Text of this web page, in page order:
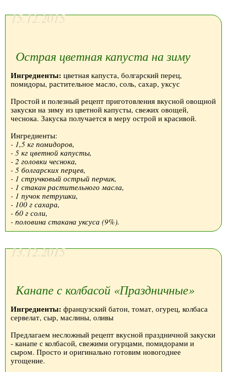
15.12.2015
Острая цветная капуста на зиму
Ингредиенты: цветная капуста, болгарский перец,
помидоры, растительное масло, соль, сахар, уксус
Простой и полезный рецепт приготовления вкусной овощной
закуски на зиму из цветной капусты, свежих овощей,
чеснока. Закуска получается в меру острой и красивой.
Ингредиенты:
- 1,5 кг помидоров,
- 5 кг цветной капусты,
- 2 головки чеснока,
- 5 болгарских перцев,
- 1 стручковый острый перчик,
- 1 стакан растительного масла,
- 1 пучок петрушки,
- 100 г сахара,
- 60 г соли,
- половина стакана уксуса (9%).
13.12.2015
Канапе с колбасой «Праздничные»
Ингредиенты: французский батон, томат, огурец, колбаса
сервелат, сыр, маслины, оливы
Предлагаем несложный рецепт вкусной праздничной закуски
- канапе с колбасой, свежими огурцами, помидорами и
сыром. Просто и оригинально готовим новогоднее
угощение.